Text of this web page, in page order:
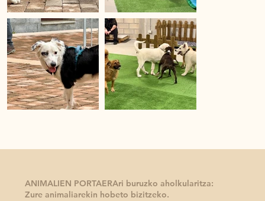
ANIMALIEN PORTAERAri buruzko aholkularitza:
Zure animaliarekin hobeto bizitzeko.